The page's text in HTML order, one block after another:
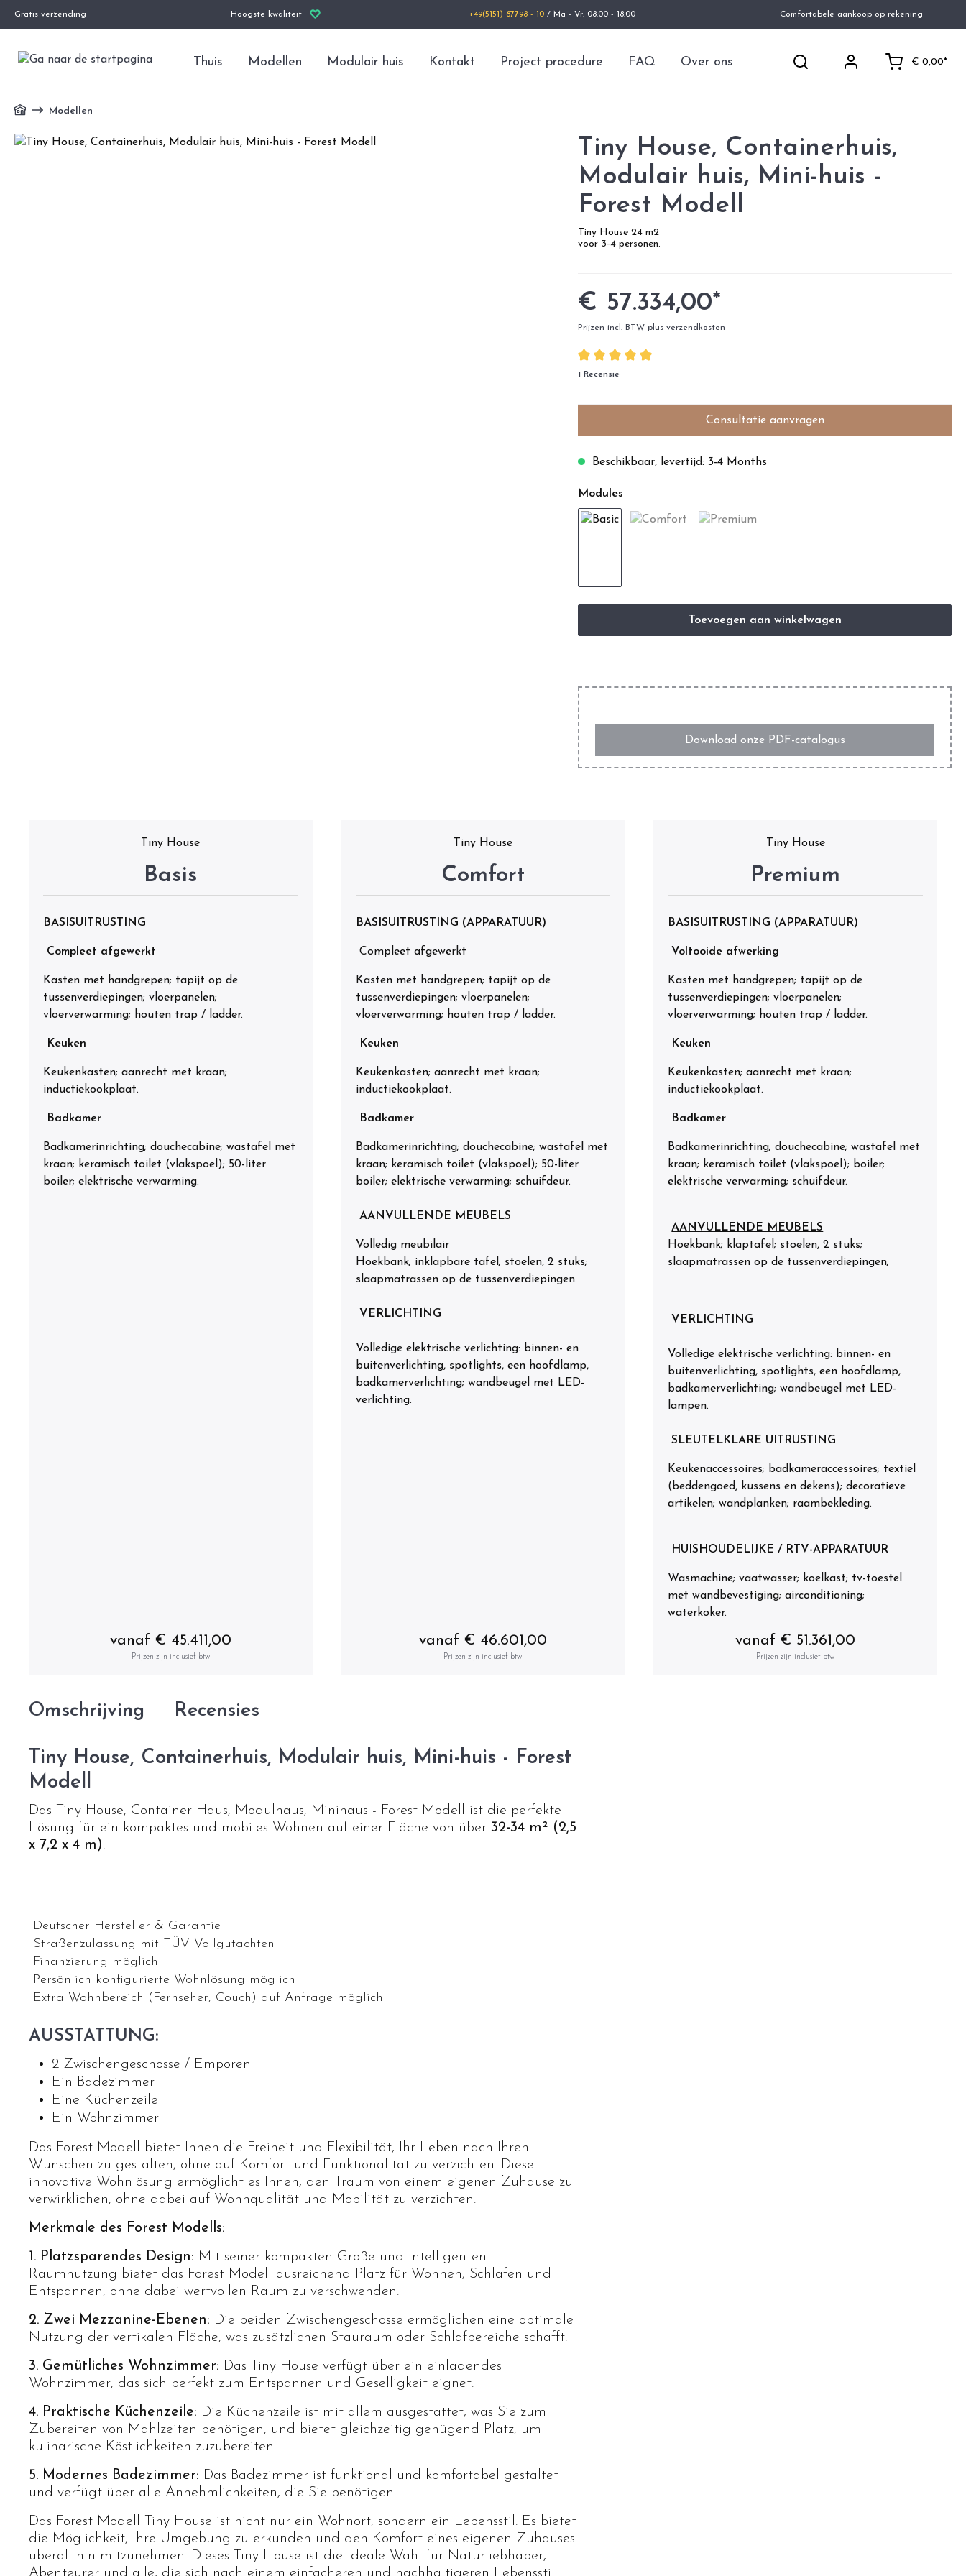
Gratis verzending Hoogste kwaliteit +49(5151) 87798 - 10 / Ma - Vr: 08:00 - 18:00 Comfortabele aankoop op rekening
Thuis Modellen Modulair huis Kontakt Project procedure FAQ Over ons € 0,00*
Modellen
Tiny House, Containerhuis,
Modulair huis, Mini-huis -
Forest Modell
Tiny House 24 m2
voor 3-4 personen.
€ 57.334,00*
Prijzen incl. BTW plus verzendkosten
1 Recensie
Consultatie aanvragen
Beschikbaar, levertijd: 3-4 Months
Modules
Toevoegen aan winkelwagen
Download onze PDF-catalogus
Tiny House
Basis
BASISUITRUSTING
Compleet afgewerkt
Kasten met handgrepen; tapijt op de
tussenverdiepingen; vloerpanelen;
vloerverwarming; houten trap / ladder.
Keuken
Keukenkasten; aanrecht met kraan;
inductiekookplaat.
Badkamer
Badkamerinrichting; douchecabine; wastafel met
kraan; keramisch toilet (vlakspoel); 50-liter
boiler; elektrische verwarming.
vanaf € 45.411,00
Prijzen zijn inclusief btw
Tiny House
Comfort
BASISUITRUSTING (APPARATUUR)
Compleet afgewerkt
Kasten met handgrepen; tapijt op de
tussenverdiepingen; vloerpanelen;
vloerverwarming; houten trap / ladder.
Keuken
Keukenkasten; aanrecht met kraan;
inductiekookplaat.
Badkamer
Badkamerinrichting; douchecabine; wastafel met
kraan; keramisch toilet (vlakspoel); 50-liter
boiler; elektrische verwarming; schuifdeur.
AANVULLENDE MEUBELS
Volledig meubilair
Hoekbank; inklapbare tafel; stoelen, 2 stuks;
slaapmatrassen op de tussenverdiepingen.
VERLICHTING
Volledige elektrische verlichting: binnen- en
buitenverlichting, spotlights, een hoofdlamp,
badkamerverlichting; wandbeugel met LED-
verlichting.
vanaf € 46.601,00
Prijzen zijn inclusief btw
Tiny House
Premium
BASISUITRUSTING (APPARATUUR)
Voltooide afwerking
Kasten met handgrepen; tapijt op de
tussenverdiepingen; vloerpanelen;
vloerverwarming; houten trap / ladder.
Keuken
Keukenkasten; aanrecht met kraan;
inductiekookplaat.
Badkamer
Badkamerinrichting; douchecabine; wastafel met
kraan; keramisch toilet (vlakspoel); boiler;
elektrische verwarming; schuifdeur.
AANVULLENDE MEUBELS
Hoekbank; klaptafel; stoelen, 2 stuks;
slaapmatrassen op de tussenverdiepingen;
VERLICHTING
Volledige elektrische verlichting: binnen- en
buitenverlichting, spotlights, een hoofdlamp,
badkamerverlichting; wandbeugel met LED-
lampen.
SLEUTELKLARE UITRUSTING
Keukenaccessoires; badkameraccessoires; textiel
(beddengoed, kussens en dekens); decoratieve
artikelen; wandplanken; raambekleding.
HUISHOUDELIJKE / RTV-APPARATUUR
Wasmachine; vaatwasser; koelkast; tv-toestel
met wandbevestiging; airconditioning;
waterkoker.
vanaf € 51.361,00
Prijzen zijn inclusief btw
Omschrijving Recensies
Tiny House, Containerhuis, Modulair huis, Mini-huis - Forest
Modell
Das Tiny House, Container Haus, Modulhaus, Minihaus - Forest Modell ist die perfekte
Lösung für ein kompaktes und mobiles Wohnen auf einer Fläche von über 32-34 m² (2,5
x 7,2 x 4 m).
Deutscher Hersteller & Garantie
Straßenzulassung mit TÜV Vollgutachten
Finanzierung möglich
Persönlich konfigurierte Wohnlösung möglich
Extra Wohnbereich (Fernseher, Couch) auf Anfrage möglich
AUSSTATTUNG:
2 Zwischengeschosse / Emporen
Ein Badezimmer
Eine Küchenzeile
Ein Wohnzimmer
Das Forest Modell bietet Ihnen die Freiheit und Flexibilität, Ihr Leben nach Ihren
Wünschen zu gestalten, ohne auf Komfort und Funktionalität zu verzichten. Diese
innovative Wohnlösung ermöglicht es Ihnen, den Traum von einem eigenen Zuhause zu
verwirklichen, ohne dabei auf Wohnqualität und Mobilität zu verzichten.
Merkmale des Forest Modells:
1. Platzsparendes Design: Mit seiner kompakten Größe und intelligenten
Raumnutzung bietet das Forest Modell ausreichend Platz für Wohnen, Schlafen und
Entspannen, ohne dabei wertvollen Raum zu verschwenden.
2. Zwei Mezzanine-Ebenen: Die beiden Zwischengeschosse ermöglichen eine optimale
Nutzung der vertikalen Fläche, was zusätzlichen Stauraum oder Schlafbereiche schafft.
3. Gemütliches Wohnzimmer: Das Tiny House verfügt über ein einladendes
Wohnzimmer, das sich perfekt zum Entspannen und Geselligkeit eignet.
4. Praktische Küchenzeile: Die Küchenzeile ist mit allem ausgestattet, was Sie zum
Zubereiten von Mahlzeiten benötigen, und bietet gleichzeitig genügend Platz, um
kulinarische Köstlichkeiten zuzubereiten.
5. Modernes Badezimmer: Das Badezimmer ist funktional und komfortabel gestaltet
und verfügt über alle Annehmlichkeiten, die Sie benötigen.
Das Forest Modell Tiny House ist nicht nur ein Wohnort, sondern ein Lebensstil. Es bietet
die Möglichkeit, Ihre Umgebung zu erkunden und den Komfort eines eigenen Zuhauses
überall hin mitzunehmen. Dieses Tiny House ist die ideale Wahl für Naturliebhaber,
Abenteurer und alle, die sich nach einem einfacheren und nachhaltigeren Lebensstil